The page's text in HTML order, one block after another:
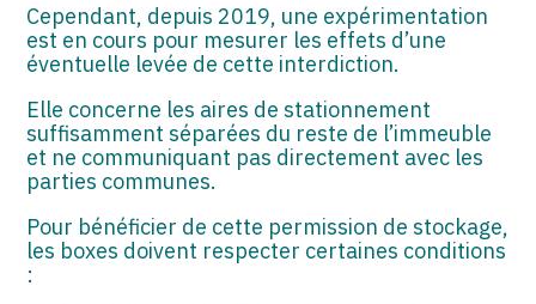
Cependant, depuis 2019, une expérimentation
est en cours pour mesurer les effets d’une
éventuelle levée de cette interdiction.
Elle concerne les aires de stationnement
suffisamment séparées du reste de l’immeuble
et ne communiquant pas directement avec les
parties communes.
Pour bénéficier de cette permission de stockage,
les boxes doivent respecter certaines conditions
: